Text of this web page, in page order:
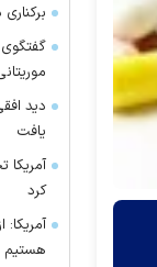
گفتگوی
یافت
آمریکا
کرد
هستیم